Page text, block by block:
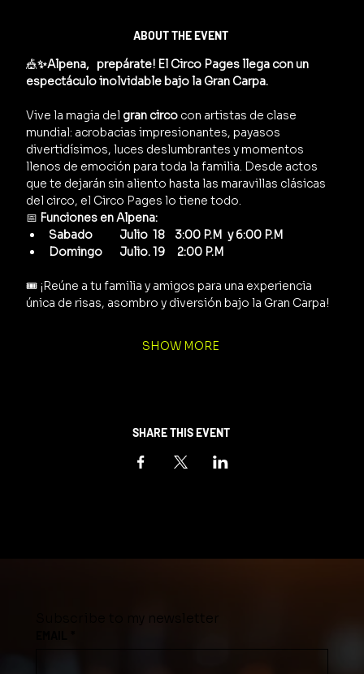
ABOUT THE EVENT
🎪✨Alpena,   prepárate! El Circo Pages llega con un
espectáculo inolvidable bajo la Gran Carpa.
Vive la magia del gran circo con artistas de clase
mundial: acrobacias impresionantes, payasos
divertidísimos, luces deslumbrantes y momentos
llenos de emoción para toda la familia. Desde actos
que te dejarán sin aliento hasta las maravillas clásicas
del circo, el Circo Pages lo tiene todo.
📅 Funciones en Alpena:
Sabado           Julio  18    3:00 P.M  y 6:00 P.M
Domingo       Julio. 19     2:00 P.M
🎟️ ¡Reúne a tu familia y amigos para una experiencia
única de risas, asombro y diversión bajo la Gran Carpa!
SHOW MORE
SHARE THIS EVENT
Subscribe to my newsletter